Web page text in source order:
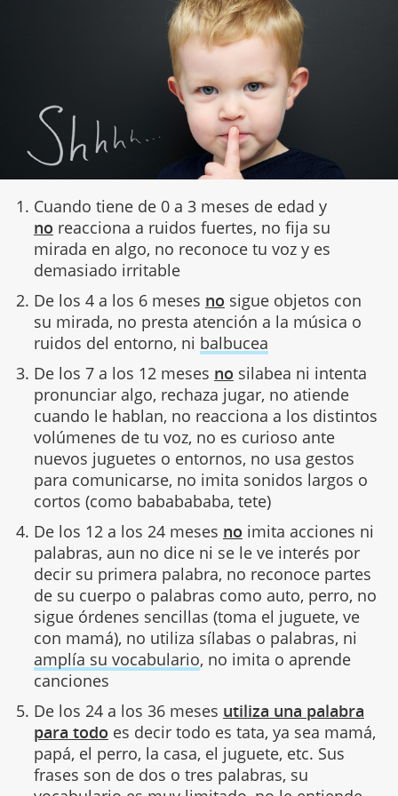
Cuando tiene de 0 a 3 meses de edad y
no reacciona a ruidos fuertes, no fija su
mirada en algo, no reconoce tu voz y es
demasiado irritable
De los 4 a los 6 meses no sigue objetos con
su mirada, no presta atención a la música o
ruidos del entorno, ni balbucea
De los 7 a los 12 meses no silabea ni intenta
pronunciar algo, rechaza jugar, no atiende
cuando le hablan, no reacciona a los distintos
volúmenes de tu voz, no es curioso ante
nuevos juguetes o entornos, no usa gestos
para comunicarse, no imita sonidos largos o
cortos (como bababababa, tete)
De los 12 a los 24 meses no imita acciones ni
palabras, aun no dice ni se le ve interés por
decir su primera palabra, no reconoce partes
de su cuerpo o palabras como auto, perro, no
sigue órdenes sencillas (toma el juguete, ve
con mamá), no utiliza sílabas o palabras, ni
amplía su vocabulario, no imita o aprende
canciones
De los 24 a los 36 meses utiliza una palabra
para todo es decir todo es tata, ya sea mamá,
papá, el perro, la casa, el juguete, etc. Sus
frases son de dos o tres palabras, su